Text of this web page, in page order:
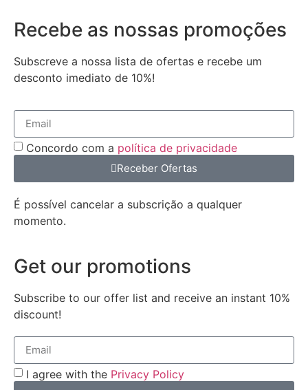
Recebe as nossas promoções
Subscreve a nossa lista de ofertas e recebe um
desconto imediato de 10%!
Concordo com a política de privacidade
Receber Ofertas
É possível cancelar a subscrição a qualquer
momento.
Get our promotions
Subscribe to our offer list and receive an instant 10%
discount!
I agree with the Privacy Policy